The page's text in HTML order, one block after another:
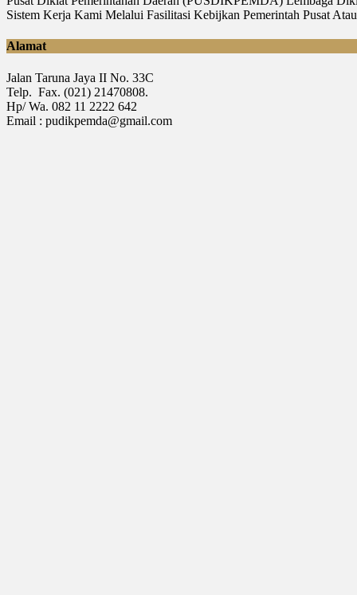
Sistem Kerja Kami Melalui Fasilitasi Kebijkan Pemerintah Pusat
Alamat
Jalan Taruna Jaya II No. 33C
Telp. Fax. (021) 21470808.
Hp/ Wa. 082 11 2222 642
Email : pudikpemda@gmail.com